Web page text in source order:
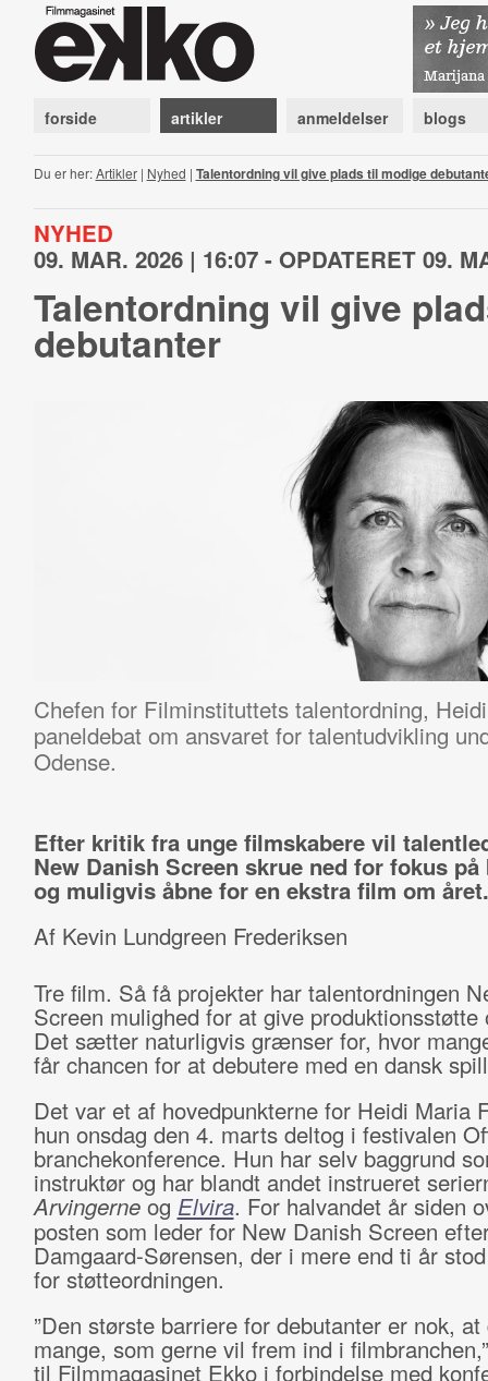
forside artikler anmeldelser blogs
Du er her:Artikler| Nyhed | Talentordning vil give plads til modige
NYHED
09. MAR. 2026 | 16:07 - OPDATERET 09.
Talentordning vil give
debutanter
Chefen for Filminstituttets talentordning,
paneldebat om ansvaret for talentudvikling
Odense.
Efter kritik fra unge filmskabere vil
New Danish Screen skrue ned for fokus
og muligvis åbne for en ekstra film om året.
Af Kevin Lundgreen Frederiksen
Tre film. Så få projekter har talentordningen
Screen mulighed for at give produktionsstøtte
Det sætter naturligvis grænser for, hvor
får chancen for at debutere med en dansk
Det var et af hovedpunkterne for Heidi Maria
hun onsdag den 4. marts deltog i festivalen
branchekonference. Hun har selv baggrund
instruktør og har blandt andet instrueret
Arvingerneog Elvira. For halvandet år siden
posten som leder for New Danish Screen
Damgaard-Sørensen, der i mere end ti år
for støtteordningen.
”Den største barriere for debutanter er nok,
mange, som gerne vil frem ind i
til Filmmagasinet Ekko i forbindelse med